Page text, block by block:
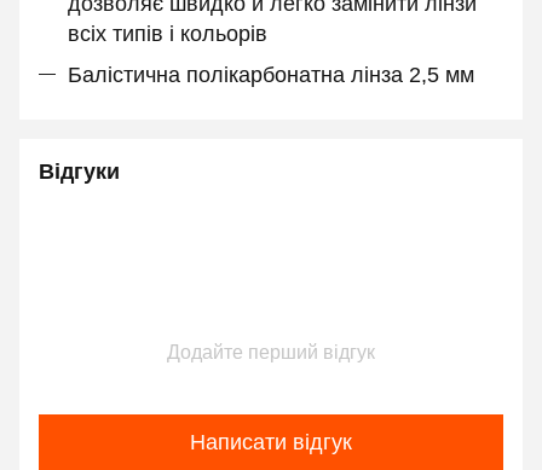
всіх типів і кольорів
Балістична полікарбонатна лінза 2,5 мм
Відгуки
Додайте перший відгук
Написати відгук